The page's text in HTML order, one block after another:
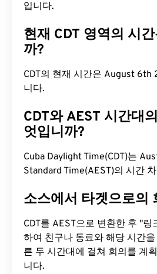
입니다.
현재 CDT 영역의 시
까?
CDT의 현재 시간은 August 6th
니다.
CDT와 AEST 시간대
엇입니까?
Cuba Daylight Time(CDT)는
Standard Time(AEST)의 시간
소스에서 타겟으로의
CDT를 AEST으로 변환한 후 "링
하여 친구나 동료와 해당 시간
른 두 시간대에 걸쳐 회의를 계
니다.